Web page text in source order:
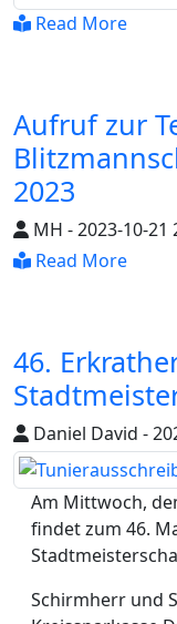
Read More
Aufruf zur
2023
MH -2023-10-21
Read More
46.
Daniel David -
Am Mittwoch,
findet zum 46.
Schirmherr und